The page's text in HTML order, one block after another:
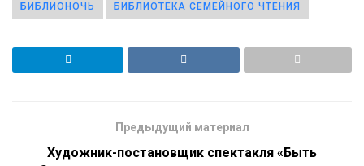
БИБЛИОНОЧЬ БИБЛИОТЕКА СЕМЕЙНОГО ЧТЕНИЯ
Предыдущий материал
Художник-постановщик спектакля «Быть